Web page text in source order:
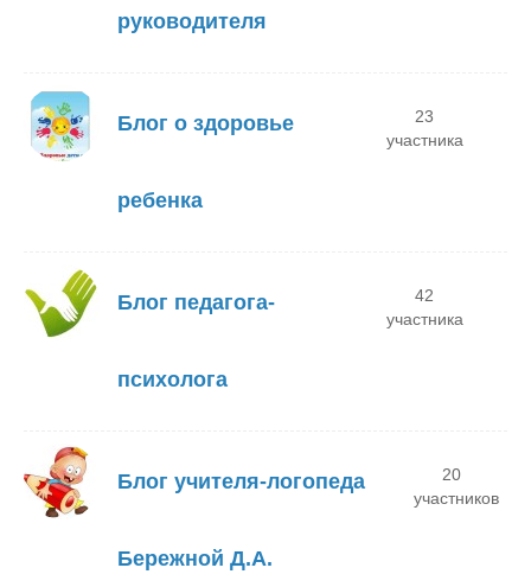
руководителя
Блог о здоровье
ребенка
23
участника
Блог педагога-
психолога
42
участника
Блог учителя-логопеда
Бережной Д.А.
20
участников